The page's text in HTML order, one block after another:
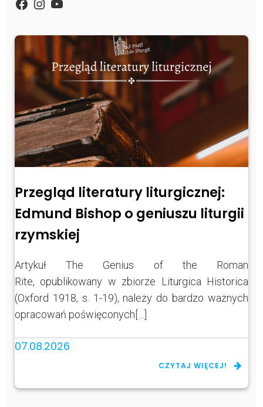
https://www.facebook.com/
Instagram
YouTube
Przegląd literatury liturgicznej:
Edmund Bishop o geniuszu liturgii
rzymskiej
Artykuł The Genius of the Roman
Rite, opublikowany w zbiorze Liturgica Historica
(Oxford 1918, s. 1-19), należy do bardzo ważnych
opracowań poświęconych[…]
07.08.2026
CZYTAJ WIĘCEJ!